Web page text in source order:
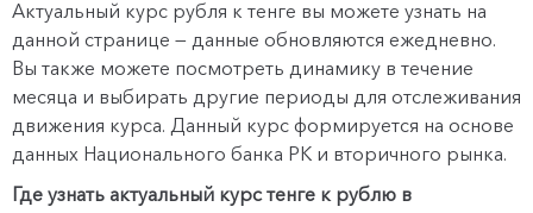
Актуальный курс рубля к тенге вы можете узнать на
данной странице — данные обновляются ежедневно.
Вы также можете посмотреть динамику в течение
месяца и выбирать другие периоды для отслеживания
движения курса. Данный курс формируется на основе
данных Национального банка РК и вторичного рынка.
Где узнать актуальный курс тенге к рублю в